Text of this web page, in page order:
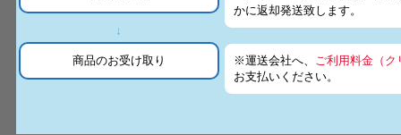
↓
かに返却発送致します。
商品のお受け取り ※運送会社へ、
ご利用料金（
お支払いください。